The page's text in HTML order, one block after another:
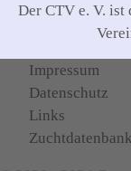
Der CTV e. V. ist
Impressum
Datenschutz
Links
Zuchtdatenbank